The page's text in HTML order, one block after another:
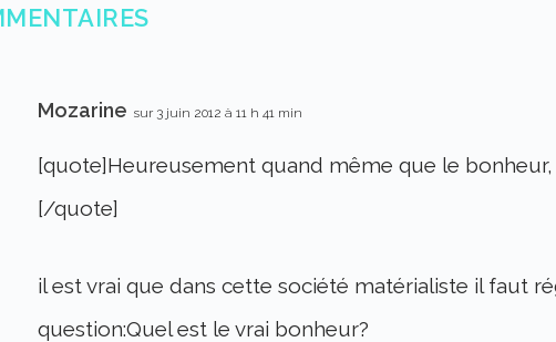
Mozarine sur 3 juin 2012 à 11 h 41 min
[quote]Heureusement quand même que le bonheur,
[/quote]
il est vrai que dans cette société matérialiste il faut
question:Quel est le vrai bonheur?